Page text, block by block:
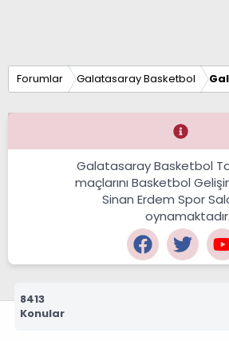
Forumlar Galatasaray Basketbol
Galatasaray Basketbol
maçlarını Basketbol
Sinan Erdem Spor
oynamaktadır.
8413
Konular